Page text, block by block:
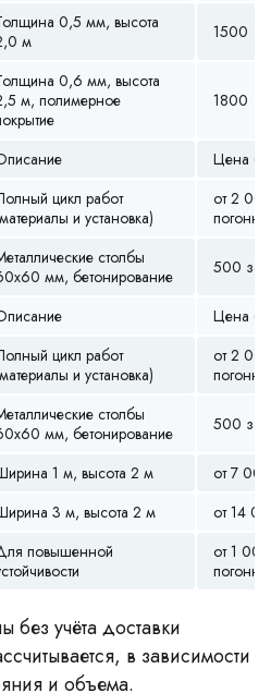
0,5 мм, высота
м
1500
0,6 мм, высота
м, полимерное
1800
Цена
цикл работ
и установка)
от 2
столбы
мм, бетонирование
500 за
Цена
цикл работ
и установка)
от 2
столбы
мм, бетонирование
500 за
1 м, высота 2 м
от 7 000
3 м, высота 2 м
от 14
повышенной
от 1
без учёта доставки
в зависимости
и объема.